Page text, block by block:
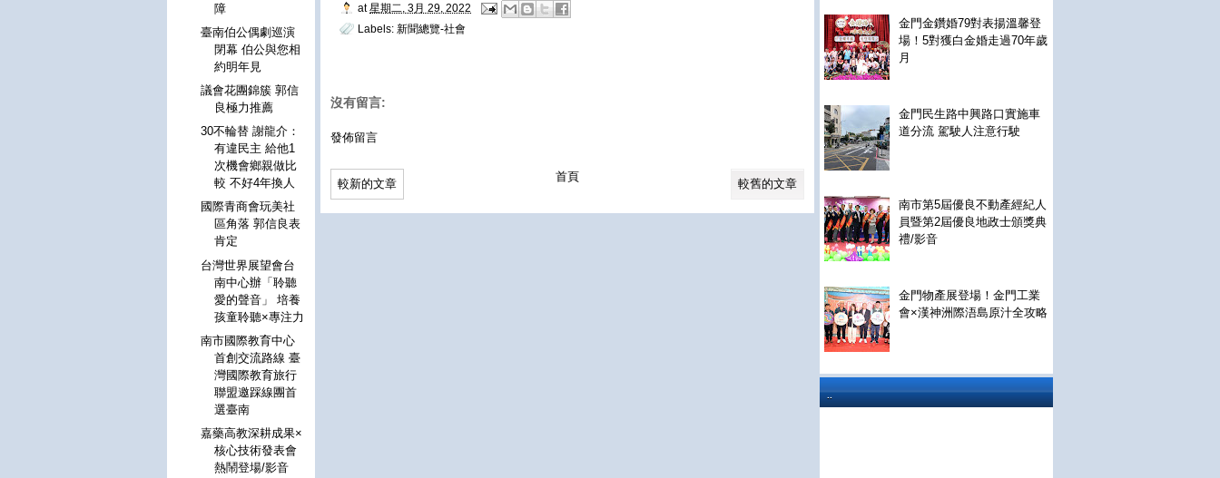
金門金鑽婚79對表揚溫馨登
場！5對獲白金婚走過70年歲
月
金門民生路中興路口實施車
道分流 駕駛人注意行駛
南市第5屆優良不動產經紀人
員暨第2屆優良地政士頒獎典
禮/影音
金門物產展登場！金門工業
會×漢神洲際浯島原汁全攻略
..
at 星期二, 3月 29, 2022
Labels: 新聞總覽-社會
沒有留言:
發佈留言
較新的文章 較舊的文章
首頁
障
臺南伯公偶劇巡演
閉幕 伯公與您相
約明年見
議會花團錦簇 郭信
良極力推薦
30不輪替 謝龍介：
有違民主 給他1
次機會鄉親做比
較 不好4年換人
國際青商會玩美社
區角落 郭信良表
肯定
台灣世界展望會台
南中心辦「聆聽
愛的聲音」 培養
孩童聆聽×專注力
南市國際教育中心
首創交流路線 臺
灣國際教育旅行
聯盟邀踩線團首
選臺南
嘉藥高教深耕成果×
核心技術發表會
熱鬧登場/影音